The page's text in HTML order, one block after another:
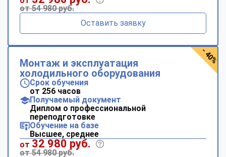
от 54 980 руб.
Оставить заявку
Монтаж и эксплуатация
холодильного оборудования
Срок обучения
от 256 часов
Получаемый документ
Диплом о профессиональной
переподготовке
Обучение на базе
Высшее, среднее
от 32 980 руб.
от 54 980 руб.
- 40%